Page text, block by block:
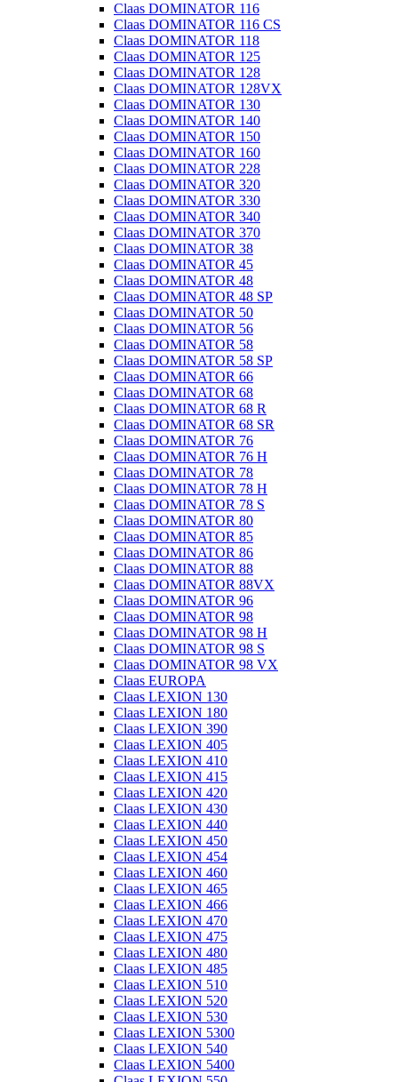
Claas DOMINATOR 116
Claas DOMINATOR 116 CS
Claas DOMINATOR 118
Claas DOMINATOR 125
Claas DOMINATOR 128
Claas DOMINATOR 128VX
Claas DOMINATOR 130
Claas DOMINATOR 140
Claas DOMINATOR 150
Claas DOMINATOR 160
Claas DOMINATOR 228
Claas DOMINATOR 320
Claas DOMINATOR 330
Claas DOMINATOR 340
Claas DOMINATOR 370
Claas DOMINATOR 38
Claas DOMINATOR 45
Claas DOMINATOR 48
Claas DOMINATOR 48 SP
Claas DOMINATOR 50
Claas DOMINATOR 56
Claas DOMINATOR 58
Claas DOMINATOR 58 SP
Claas DOMINATOR 66
Claas DOMINATOR 68
Claas DOMINATOR 68 R
Claas DOMINATOR 68 SR
Claas DOMINATOR 76
Claas DOMINATOR 76 H
Claas DOMINATOR 78
Claas DOMINATOR 78 H
Claas DOMINATOR 78 S
Claas DOMINATOR 80
Claas DOMINATOR 85
Claas DOMINATOR 86
Claas DOMINATOR 88
Claas DOMINATOR 88VX
Claas DOMINATOR 96
Claas DOMINATOR 98
Claas DOMINATOR 98 H
Claas DOMINATOR 98 S
Claas DOMINATOR 98 VX
Claas EUROPA
Claas LEXION 130
Claas LEXION 180
Claas LEXION 390
Claas LEXION 405
Claas LEXION 410
Claas LEXION 415
Claas LEXION 420
Claas LEXION 430
Claas LEXION 440
Claas LEXION 450
Claas LEXION 454
Claas LEXION 460
Claas LEXION 465
Claas LEXION 466
Claas LEXION 470
Claas LEXION 475
Claas LEXION 480
Claas LEXION 485
Claas LEXION 510
Claas LEXION 520
Claas LEXION 530
Claas LEXION 5300
Claas LEXION 540
Claas LEXION 5400